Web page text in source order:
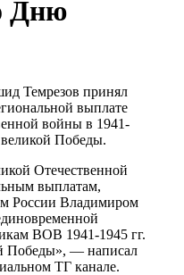
Дню
Темрезов принял
выплате
войны в 1941-
великой Победы.
Отечественной
выплатам,
России Владимиром
ВОВ 1941-1945 гг.
Победы», — написал
ТГ канале.